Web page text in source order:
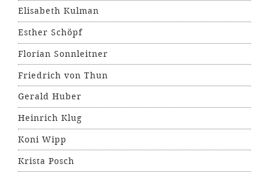
Elisabeth Kulman
Esther Schöpf
Florian Sonnleitner
Friedrich von Thun
Gerald Huber
Heinrich Klug
Koni Wipp
Krista Posch